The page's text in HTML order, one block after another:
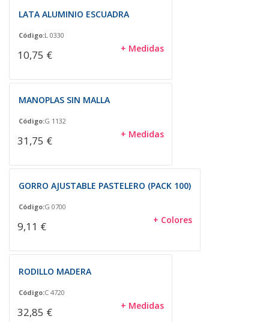
LATA ALUMINIO ESCUADRA
Código:L 0330
10,75 € + Medidas
MANOPLAS SIN MALLA
Código:G 1132
31,75 € + Medidas
GORRO AJUSTABLE PASTELERO (PACK 100)
Código:G 0700
9,11 € + Colores
RODILLO MADERA
Código:C 4720
32,85 € + Medidas